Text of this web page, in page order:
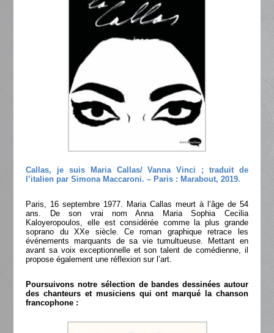
Callas, je suis Maria Callas/ Vanna Vinci ; traduit de
l’italien par Simona Maccaroni. – Paris : Marabout, 2019.
Paris, 16 septembre 1977. Maria Callas meurt à l’âge de 54
ans. De son vrai nom Anna Maria Sophia Cecilia
Kaloyeropoulos, elle est considérée comme la plus grande
soprano du XXe siècle. Ce roman graphique retrace les
événements marquants de sa vie tumultueuse. Mettant en
avant sa voix exceptionnelle et son talent de comédienne, il
propose également une réflexion sur l’art.
Poursuivons notre sélection de bandes dessinées autour
des chanteurs et musiciens qui ont marqué la chanson
francophone :